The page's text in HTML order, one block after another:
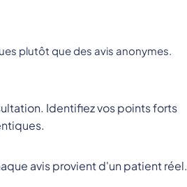
plutôt que des avis anonymes.
Identifiez vos points forts
avis provient d'un patient réel.